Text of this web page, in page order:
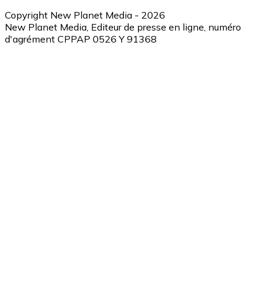
Copyright New Planet Media - 2026
New Planet Media, Editeur de presse en ligne, numéro
d'agrément CPPAP 0526 Y 91368